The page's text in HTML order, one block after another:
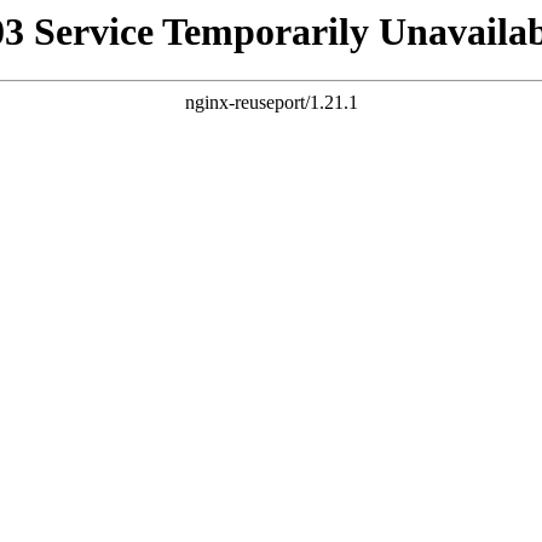
Service Temporarily
nginx-reuseport/1.21.1